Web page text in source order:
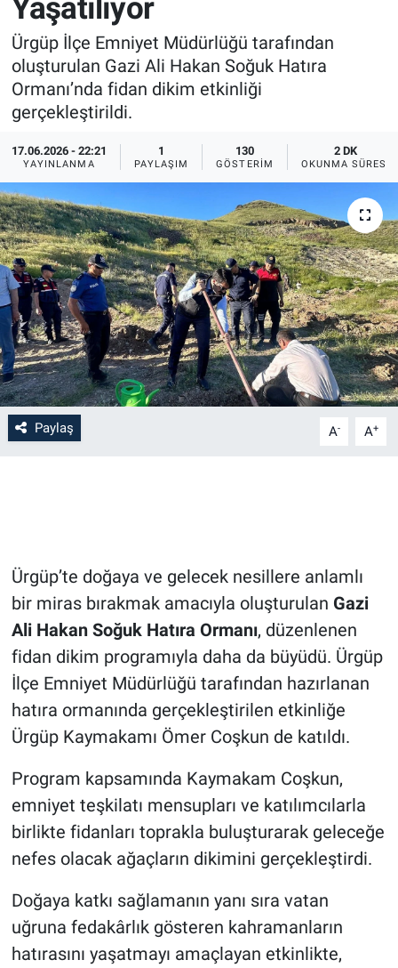
Yaşatılıyor
Ürgüp İlçe Emniyet Müdürlüğü tarafından
oluşturulan Gazi Ali Hakan Soğuk Hatıra
Ormanı’nda fidan dikim etkinliği
gerçekleştirildi.
17.06.2026 - 22:21
YAYINLANMA
1
PAYLAŞIM
130
GÖSTERIM
2 DK
OKUNMA SÜRESI
Paylaş A- A+
Ürgüp’te doğaya ve gelecek nesillere anlamlı
bir miras bırakmak amacıyla oluşturulan Gazi
Ali Hakan Soğuk Hatıra Ormanı, düzenlenen
fidan dikim programıyla daha da büyüdü. Ürgüp
İlçe Emniyet Müdürlüğü tarafından hazırlanan
hatıra ormanında gerçekleştirilen etkinliğe
Ürgüp Kaymakamı Ömer Coşkun de katıldı.
Program kapsamında Kaymakam Coşkun,
emniyet teşkilatı mensupları ve katılımcılarla
birlikte fidanları toprakla buluşturarak geleceğe
nefes olacak ağaçların dikimini gerçekleştirdi.
Doğaya katkı sağlamanın yanı sıra vatan
uğruna fedakârlık gösteren kahramanların
hatırasını yaşatmayı amaçlayan etkinlikte,
Sağlık
Yerel
Genel
Asayiş
İlan - Duyuru- Mesaj
Türkiye Gündemi
Sizden Gelenler
Yaşam
Sağlık
Eğitim
Kültür
3.Sayfa
Medya
Bilim-Tek
Kayseri
Niğde
Aksaray
Kırşehir
Genel
Asayiş
Kültür - Sanat
Politika
İlan - Duyuru- Mesaj
Türkiye Gündemi
Sizden Gelenler